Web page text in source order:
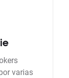
varias